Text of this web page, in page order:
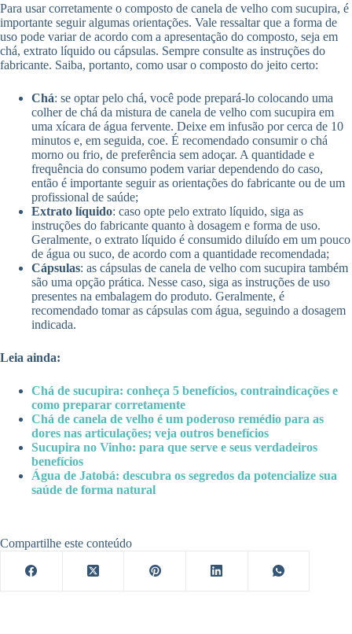
Para usar corretamente o composto de canela de velho com sucupira, é
importante seguir algumas orientações. Vale ressaltar que a forma de
uso pode variar de acordo com a apresentação do composto, seja em
chá, extrato líquido ou cápsulas. Sempre consulte as instruções do
fabricante. Saiba, portanto, como usar o composto do jeito certo:
Chá: se optar pelo chá, você pode prepará-lo colocando uma
colher de chá da mistura de canela de velho com sucupira em
uma xícara de água fervente. Deixe em infusão por cerca de 10
minutos e, em seguida, coe. É recomendado consumir o chá
morno ou frio, de preferência sem adoçar. A quantidade e
frequência do consumo podem variar dependendo do caso,
então é importante seguir as orientações do fabricante ou de um
profissional de saúde;
Extrato líquido: caso opte pelo extrato líquido, siga as
instruções do fabricante quanto à dosagem e forma de uso.
Geralmente, o extrato líquido é consumido diluído em um pouco
de água ou suco, de acordo com a quantidade recomendada;
Cápsulas: as cápsulas de canela de velho com sucupira também
são uma opção prática. Nesse caso, siga as instruções de uso
presentes na embalagem do produto. Geralmente, é
recomendado tomar as cápsulas com água, seguindo a dosagem
indicada.
Leia ainda:
Chá de sucupira: conheça 5 benefícios, contraindicações e
como preparar corretamente
Chá de canela de velho é um poderoso remédio para as
dores nas articulações; veja outros benefícios
Sucupira no Vinho: para que serve e seus verdadeiros
benefícios
Água de Jatobá: descubra os segredos da potencialize sua
saúde de forma natural
Compartilhe este conteúdo